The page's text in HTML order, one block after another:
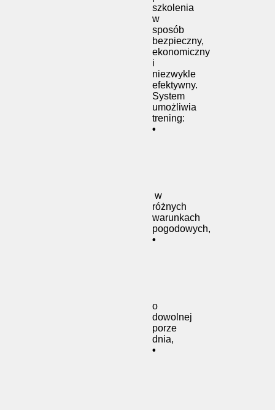
szkolenia
w
sposób
bezpieczny,
ekonomiczny
i
niezwykle
efektywny.
System
umożliwia
trening:
•
w
różnych
warunkach
pogodowych,
•
o
dowolnej
porze
dnia,
•